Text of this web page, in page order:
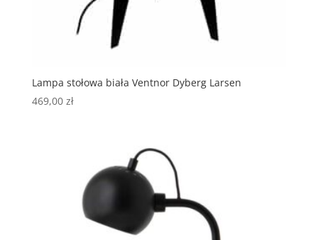
Lampa stołowa biała Ventnor Dyberg Larsen
469,00 zł